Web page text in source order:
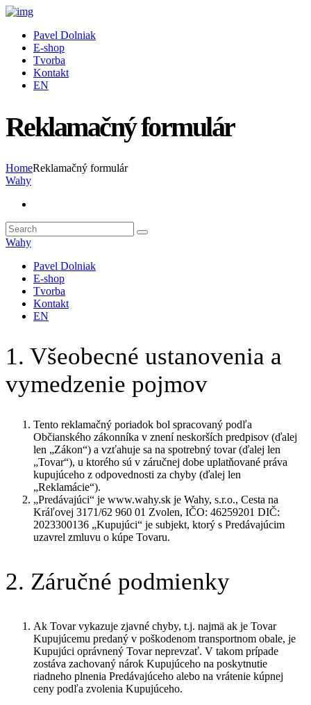
Pavel Dolniak
E-shop
Tvorba
Kontakt
EN
Reklamačný formulár
HomeReklamačný formulár
Wahy
Wahy
Pavel Dolniak
E-shop
Tvorba
Kontakt
EN
1. Všeobecné ustanovenia a
vymedzenie pojmov
Tento reklamačný poriadok bol spracovaný podľa
Občianského zákonníka v znení neskorších predpisov (ďalej
len „Zákon“) a vzťahuje sa na spotrebný tovar (ďalej len
„Tovar“), u ktorého sú v záručnej dobe uplatňované práva
kupujúceho z odpovednosti za chyby (ďalej len
„Reklamácie“).
„Predávajúci“ je www.wahy.sk je Wahy, s.r.o., Cesta na
Kráľovej 3171/62 960 01 Zvolen, IČO: 46259201 DIČ:
2023300136 „Kupujúci“ je subjekt, ktorý s Predávajúcim
uzavrel zmluvu o kúpe Tovaru.
2. Záručné podmienky
Ak Tovar vykazuje zjavné chyby, t.j. najmä ak je Tovar
Kupujúcemu predaný v poškodenom transportnom obale, je
Kupujúci oprávnený Tovar neprevzať. V takom prípade
zostáva zachovaný nárok Kupujúceho na poskytnutie
riadneho plnenia Predávajúceho alebo na vrátenie kúpnej
ceny podľa zvolenia Kupujúceho.